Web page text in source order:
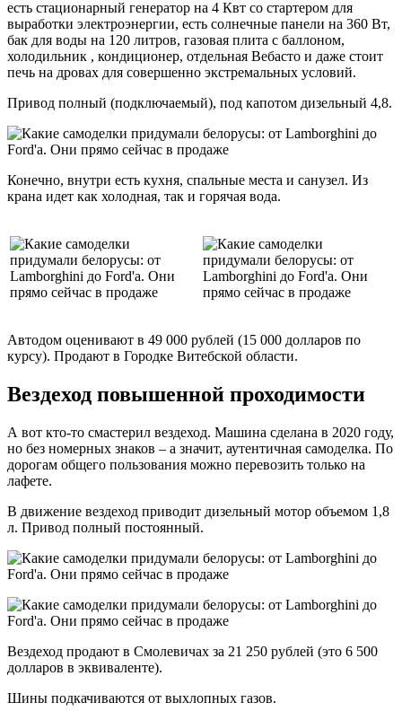
есть стационарный генератор на 4 Квт со стартером для
выработки электроэнергии, есть солнечные панели на 360 Вт,
бак для воды на 120 литров, газовая плита с баллоном,
холодильник , кондиционер, отдельная Вебасто и даже стоит
печь на дровах для совершенно экстремальных условий.
Привод полный (подключаемый), под капотом дизельный 4,8.
Конечно, внутри есть кухня, спальные места и санузел. Из
крана идет как холодная, так и горячая вода.
Автодом оценивают в 49 000 рублей (15 000 долларов по
курсу). Продают в Городке Витебской области.
Вездеход повышенной проходимости
А вот кто-то смастерил вездеход. Машина сделана в 2020 году,
но без номерных знаков – а значит, аутентичная самоделка. По
дорогам общего пользования можно перевозить только на
лафете.
В движение вездеход приводит дизельный мотор объемом 1,8
л. Привод полный постоянный.
Вездеход продают в Смолевичах за 21 250 рублей (это 6 500
долларов в эквиваленте).
Шины подкачиваются от выхлопных газов.